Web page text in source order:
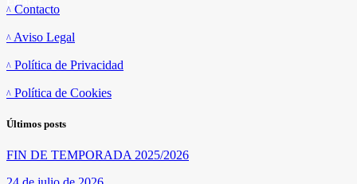
Contacto
Aviso Legal
Política de Privacidad
Política de Cookies
Últimos posts
FIN DE TEMPORADA 2025/2026